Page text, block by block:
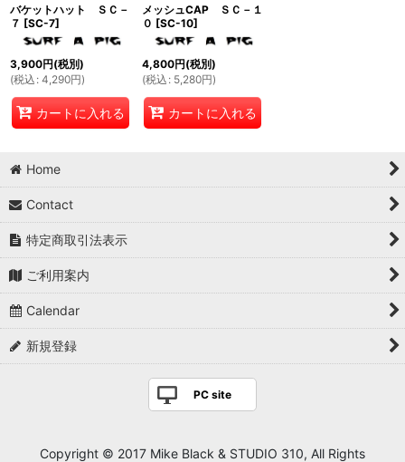
バケットハット ＳＣ－
７ [SC-7]
3,900円(税別)
(税込 : 4,290円)
カートに入れる
メッシュCAP ＳＣ－１
０ [SC-10]
4,800円(税別)
(税込 : 5,280円)
カートに入れる
Home
Contact
特定商取引法表示
ご利用案内
Calendar
新規登録
PC site
Copyright © 2017 Mike Black & STUDIO 310, All Rights